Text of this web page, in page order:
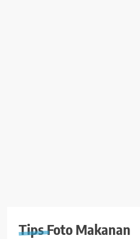
Tips Foto Makanan